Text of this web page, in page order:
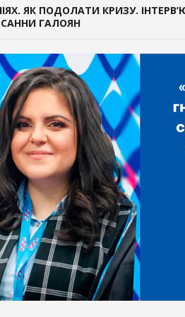
ЯК ПОДОЛАТИ КРИЗУ.
ГАЛОЯН